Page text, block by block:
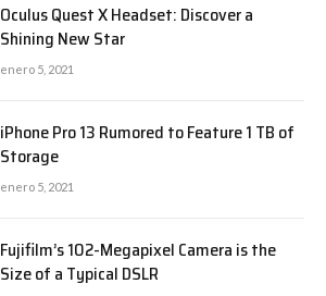
Oculus Quest X Headset: Discover a
Shining New Star
enero 5, 2021
iPhone Pro 13 Rumored to Feature 1 TB of
Storage
enero 5, 2021
Fujifilm’s 102-Megapixel Camera is the
Size of a Typical DSLR